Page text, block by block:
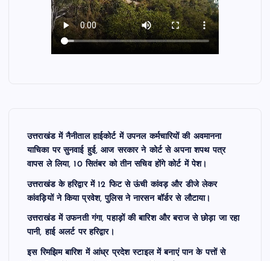
उत्तराखंड में नैनीताल हाईकोर्ट में उपनल कर्मचारियों की अवमानना
याचिका पर सुनवाई हुई, आज सरकार ने कोर्ट से अपना शपथ पत्र
वापस ले लिया, 10 सितंबर को तीन सचिव होंगे कोर्ट में पेश।
उत्तराखंड के हरिद्वार में 12 फिट से ऊंची कांवड़ और डीजे लेकर
कांवड़ियों ने किया प्रवेश, पुलिस ने नारसन बॉर्डर से लौटाया।
उत्तराखंड में उफनती गंगा, पहाड़ों की बारिश और बराज से छोड़ा जा रहा
पानी, हाई अलर्ट पर हरिद्वार।
इस रिमझिम बारिश में आंध्र प्रदेश स्टाइल में बनाएं पान के पत्तों से